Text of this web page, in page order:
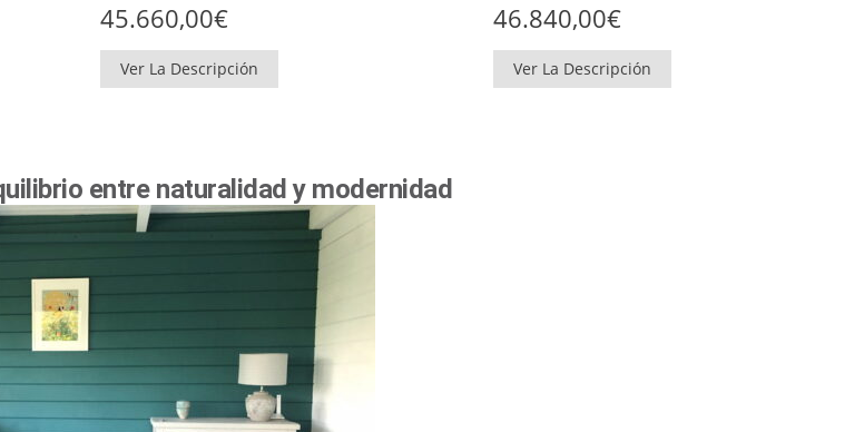
45.660,00€
Ver La Descripción
46.840,00€
Ver La Descripción
entre naturalidad y modernidad